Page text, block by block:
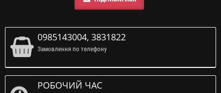
0985143004, 3831822
Замовлення по телефону
РОБОЧИЙ ЧАС